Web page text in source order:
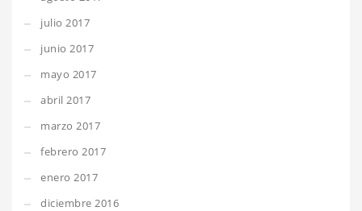
julio 2017
junio 2017
mayo 2017
abril 2017
marzo 2017
febrero 2017
enero 2017
diciembre 2016